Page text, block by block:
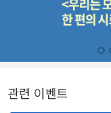
관련 이벤트